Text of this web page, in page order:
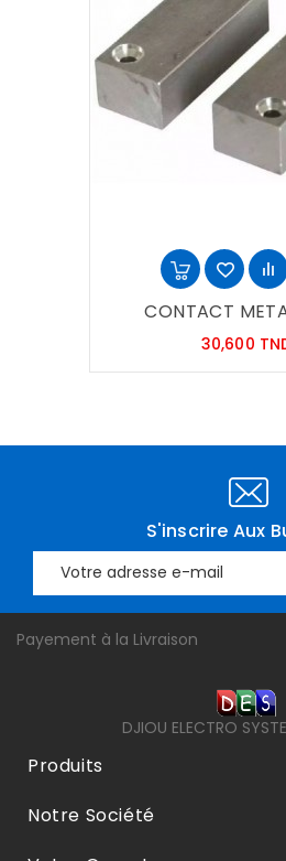
CONTACT
30,600
S'inscrire Aux
Payement à la Livraison
DJIOU ELECTRO
Produits
Notre Société